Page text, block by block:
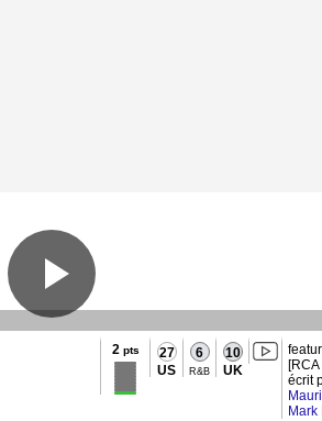
2 pts 27
US
6
R&B
10
UK
[RCA
écrit
Mark